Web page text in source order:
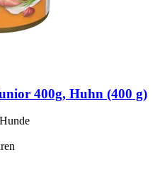
400g, Huhn (400 g)